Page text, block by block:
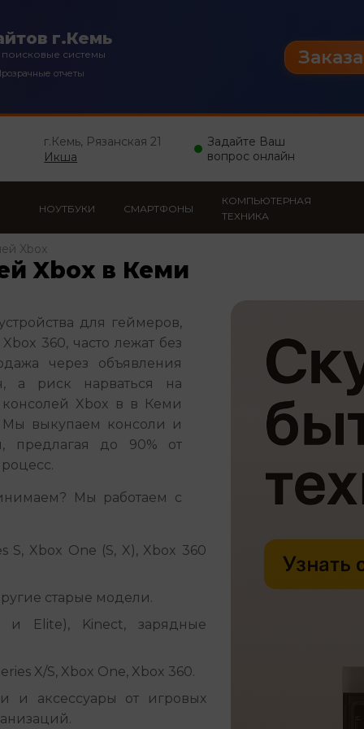
г.Кемь
системы
отчеты
г.Кемь, Рязанская 21
Икша
Задайте Ваш
вопрос онлайн
НОУТБУКИ СМАРТФОНЫ
КОМПЬЮТЕРНАЯ
ТЕХНИКА
Xbox
Xbox в Кеми
для геймеров,
360, часто лежат без
через объявления
а риск нарваться на
Xbox в в Кеми
Мы выкупаем консоли и
предлагая до 90% от
Мы работаем с
S, Xbox One (S, X), Xbox 360
старые модели.
и Elite), Kinect, зарядные
X/S, Xbox One, Xbox 360.
и аксессуары от игровых